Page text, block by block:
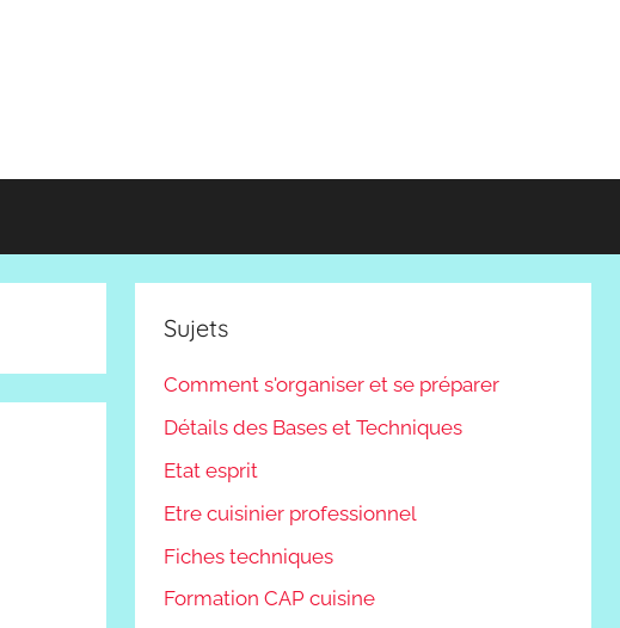
Sujets
Comment s'organiser et se préparer
Détails des Bases et Techniques
Etat esprit
Etre cuisinier professionnel
Fiches techniques
Formation CAP cuisine